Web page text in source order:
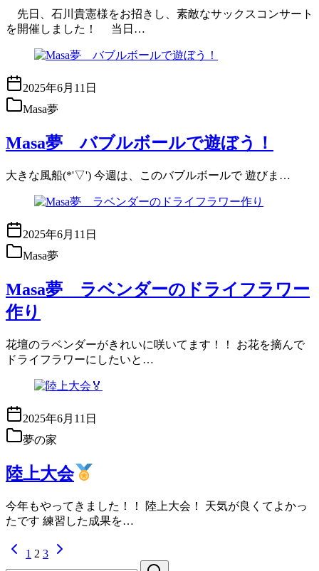
先日、石川貴憲様をお招きし、素敵なサックスコンサート
を開催しました！ 当日…
2025年6月11日
Masa夢
Masa夢 バブルボールで遊ぼう！
大きな風船(*'▽') 今週は、このバブルボールで 遊びま…
2025年6月11日
Masa夢
Masa夢 ラベンダーのドライフラワー
作り
花壇のラベンダーがきれいに咲いてます！！ お花を摘んで
ドライフラワーにしたいと…
2025年6月11日
夢の家
陸上大会
今年もやってきました！！ 陸上大会！ 天気が良くてよかっ
たです 練習した成果を…
1 2 3